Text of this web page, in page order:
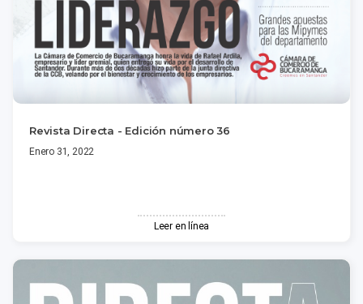
Revista Directa - Edición número 36
Enero 31, 2022
Leer en línea